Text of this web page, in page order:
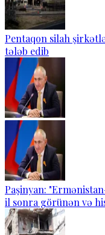
Pentaqon silah
tələb edib
Paşinyan:
il sonra görünən və